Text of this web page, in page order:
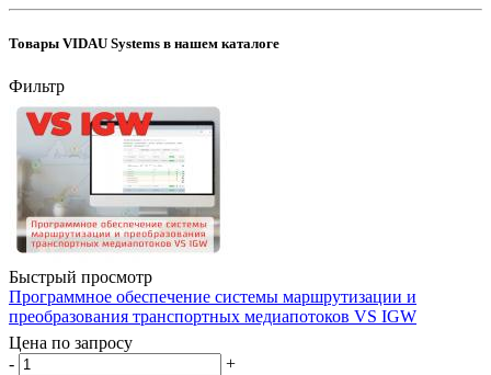
Товары VIDAU Systems в нашем каталоге
Фильтр
Быстрый просмотр
Программное обеспечение системы маршрутизации и
преобразования транспортных медиапотоков VS IGW
Цена по запросу
-
+